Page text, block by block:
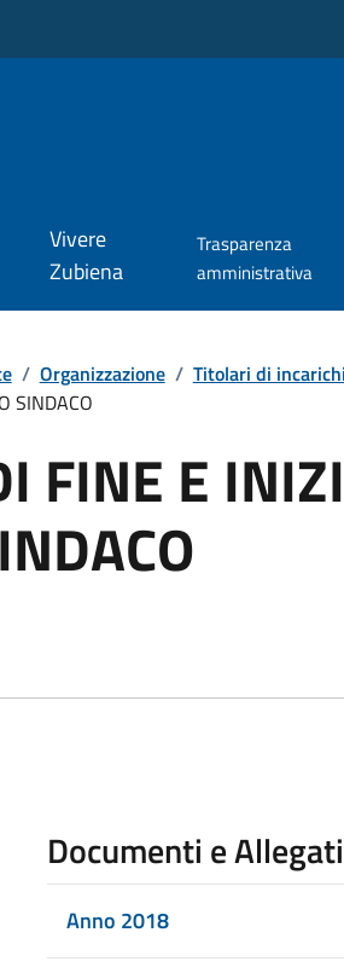
Vivere
Zubiena
Trasparenza
amministrativa
/ Organizzazione / Titolari di
SINDACO
FINE E
Documenti e Allegati
Anno 2018